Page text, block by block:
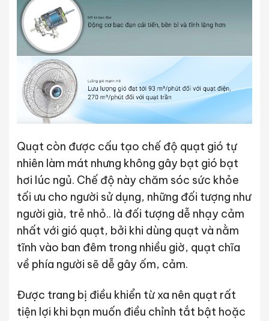
Quạt còn được cấu tạo chế độ quạt gió tự
nhiên làm mát nhưng không gây bạt gió bạt
hơi lúc ngủ. Chế độ này chăm sóc sức khỏe
tối ưu cho người sử dụng, những đối tượng như
người già, trẻ nhỏ.. là đối tượng dễ nhạy cảm
nhất với gió quạt, bởi khi dùng quạt và nằm
tĩnh vào ban đêm trong nhiều giờ, quạt chĩa
về phía người sẽ dễ gây ốm, cảm.
Được trang bị điều khiển từ xa nên quạt rất
tiện lợi khi bạn muốn điều chỉnh tắt bật hoặc